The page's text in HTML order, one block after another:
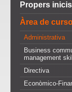
Propers inicis
Àrea de
Administrativa
Business
management
Directiva
Econòmico-